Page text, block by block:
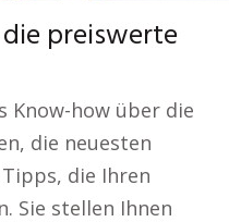
preiswerte
Know-how über die
die neuesten
die Ihren
Sie stellen Ihnen